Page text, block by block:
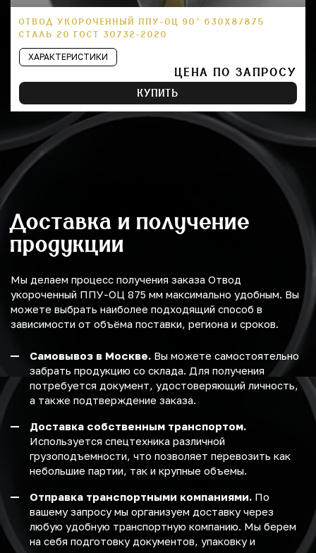
ОТВОД УКОРОЧЕННЫЙ ППУ-ОЦ 90° 630Х8/875
СТАЛЬ 20 ГОСТ 30732-2020
ХАРАКТЕРИСТИКИ
ЦЕНА ПО ЗАПРОСУ
КУПИТЬ
Доставка и получение
продукции
Мы делаем процесс получения заказа Отвод
укороченный ППУ-ОЦ 875 мм максимально удобным. Вы
можете выбрать наиболее подходящий способ в
зависимости от объёма поставки, региона и сроков.
Самовывоз в Москве. Вы можете самостоятельно
забрать продукцию со склада. Для получения
потребуется документ, удостоверяющий личность,
а также подтверждение заказа.
Доставка собственным транспортом.
Используется спецтехника различной
грузоподъемности, что позволяет перевозить как
небольшие партии, так и крупные объемы.
Отправка транспортными компаниями. По
вашему запросу мы организуем доставку через
любую удобную транспортную компанию. Мы берем
на себя подготовку документов, упаковку и